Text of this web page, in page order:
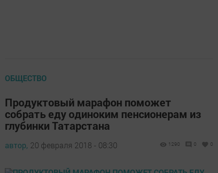
ОБЩЕСТВО
Продуктовый марафон поможет
собрать еду одиноким пенсионерам из
глубинки Татарстана
автор, 20 февраля 2018 - 08:30 1290 0 0